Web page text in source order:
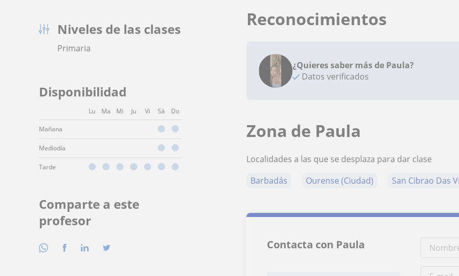
Niveles de las clases
Primaria
Disponibilidad
Lu Ma Mi Ju Vi Sá Do
Mañana
Mediodía
Tarde
Comparte a este
profesor
Reconocimientos
¿Quieres saber más de Paula?
Datos verificados
Zona de Paula
Localidades a las que se desplaza para dar clase
Barbadás
Ourense (Ciudad) San Cibrao Das
Contacta con Paula